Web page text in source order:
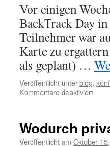
Vor einigen
BackTrack Day
Teilnehmer war
Karte zu
als geplant) …
Veröffentlicht unterblog,
Kommentare deaktiviertfür
2013
in
Wodurch
Veröffentlicht am Oktober